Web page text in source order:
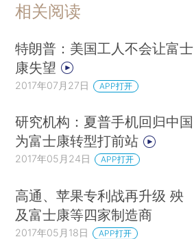
相关阅读
特朗普：美国工人不会让富士
康失望
2017年07月27日 APP打开
研究机构：夏普手机回归中国
为富士康转型打前站
2017年05月24日 APP打开
高通、苹果专利战再升级 殃
及富士康等四家制造商
2017年05月18日 APP打开